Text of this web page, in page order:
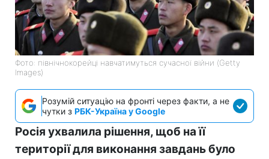
Фото: північнокорейці навчатимуться сучасної війни (Getty
Images)
Розумій ситуацію на фронті через факти, а не
чутки з РБК-Україна у Google
Росія ухвалила рішення, щоб на її
території для виконання завдань було